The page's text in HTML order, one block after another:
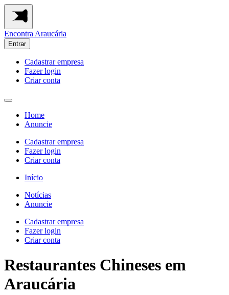
Encontra Araucária
Entrar
Cadastrar empresa
Fazer login
Criar conta
Home
Anuncie
Cadastrar empresa
Fazer login
Criar conta
Início
Notícias
Anuncie
Cadastrar empresa
Fazer login
Criar conta
Restaurantes Chineses em
Araucária